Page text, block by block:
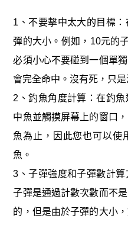
1、不要擊中太大的目標
彈的大小。例如，10元的
必須小心不要碰到一個單
會完全命中。沒有死，只是
2、釣魚角度計算：在釣
中魚並觸摸屏幕上的窗口
魚為止，因此您也可以使
魚。
3、子彈強度和子彈數計
子彈是通過計數次數而不
的，但是由於子彈的大小